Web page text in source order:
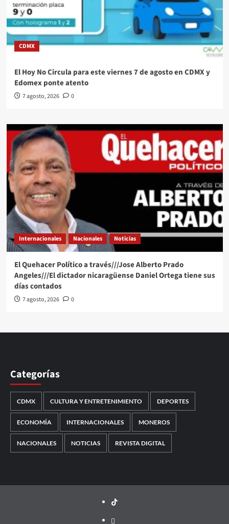
CDMX
El Hoy No Circula para este viernes 7 de agosto en CDMX y
Edomex ponte atento
7 agosto, 2026 0
Internacionales Nacionales Noticias
El Quehacer Político a través///Jose Alberto Prado
Angeles///El dictador nicaragüense Daniel Ortega tiene sus
días contados
7 agosto, 2026 0
Categorías
CDMX CULTURA Y ENTRETENIMIENTO DEPORTES
ECONOMÍA INTERNACIONALES MONEROS
NACIONALES NOTICIAS REVISTA DIGITAL
TikTok
threads